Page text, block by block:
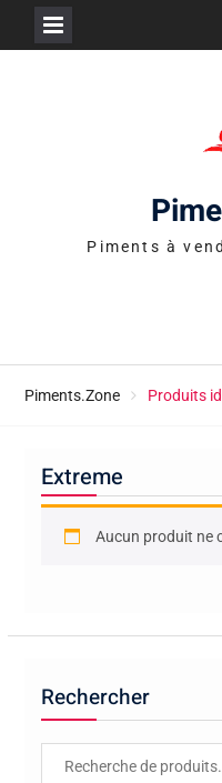
Piments à
Piments.Zone Produits
Extreme
Aucun produit ne
Rechercher